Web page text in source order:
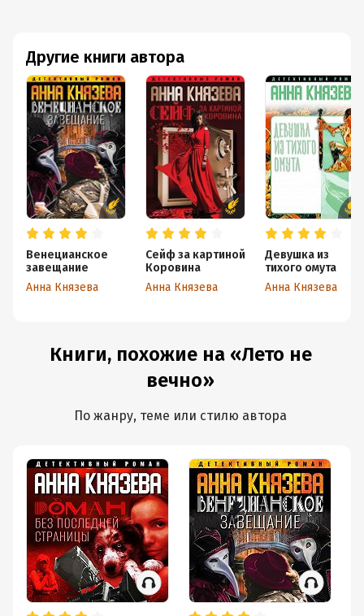
Другие книги автора
Венецианское
завещание
Анна Князева
Сейф за картиной
Коровина
Анна Князева
Девушка из
тихого омута
Анна Князева
Книги, похожие на «Лето не
вечно»
По жанру, теме или стилю автора